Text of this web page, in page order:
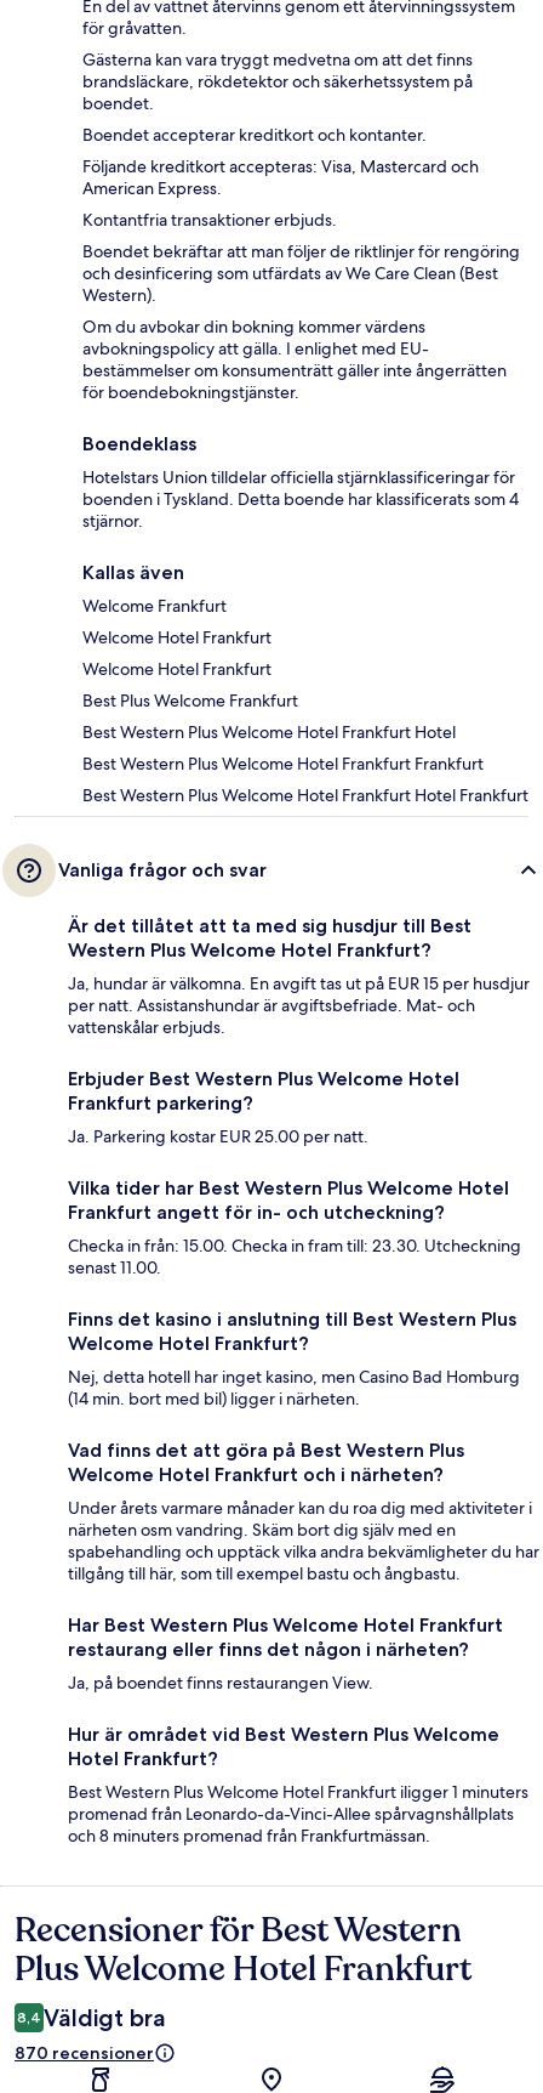
En del av vattnet återvinns genom ett återvinningssystem
för gråvatten.
Gästerna kan vara tryggt medvetna om att det finns
brandsläckare, rökdetektor och säkerhetssystem på
boendet.
Boendet accepterar kreditkort och kontanter.
Följande kreditkort accepteras: Visa, Mastercard och
American Express.
Kontantfria transaktioner erbjuds.
Boendet bekräftar att man följer de riktlinjer för rengöring
och desinficering som utfärdats av We Care Clean (Best
Western).
Om du avbokar din bokning kommer värdens
avbokningspolicy att gälla. I enlighet med EU-
bestämmelser om konsumenträtt gäller inte ångerrätten
för boendebokningstjänster.
Boendeklass
Hotelstars Union tilldelar officiella stjärnklassificeringar för
boenden i Tyskland. Detta boende har klassificerats som 4
stjärnor.
Kallas även
Welcome Frankfurt
Welcome Hotel Frankfurt
Welcome Hotel Frankfurt
Best Plus Welcome Frankfurt
Best Western Plus Welcome Hotel Frankfurt Hotel
Best Western Plus Welcome Hotel Frankfurt Frankfurt
Best Western Plus Welcome Hotel Frankfurt Hotel Frankfurt
Vanliga frågor och svar
Är det tillåtet att ta med sig husdjur till Best
Western Plus Welcome Hotel Frankfurt?
Ja, hundar är välkomna. En avgift tas ut på EUR 15 per husdjur
per natt. Assistanshundar är avgiftsbefriade. Mat- och
vattenskålar erbjuds.
Erbjuder Best Western Plus Welcome Hotel
Frankfurt parkering?
Ja. Parkering kostar EUR 25.00 per natt.
Vilka tider har Best Western Plus Welcome Hotel
Frankfurt angett för in- och utcheckning?
Checka in från: 15.00. Checka in fram till: 23.30. Utcheckning
senast 11.00.
Finns det kasino i anslutning till Best Western Plus
Welcome Hotel Frankfurt?
Nej, detta hotell har inget kasino, men Casino Bad Homburg
(14 min. bort med bil) ligger i närheten.
Vad finns det att göra på Best Western Plus
Welcome Hotel Frankfurt och i närheten?
Under årets varmare månader kan du roa dig med aktiviteter i
närheten osm vandring. Skäm bort dig själv med en
spabehandling och upptäck vilka andra bekvämligheter du har
tillgång till här, som till exempel bastu och ångbastu.
Har Best Western Plus Welcome Hotel Frankfurt
restaurang eller finns det någon i närheten?
Ja, på boendet finns restaurangen View.
Hur är området vid Best Western Plus Welcome
Hotel Frankfurt?
Best Western Plus Welcome Hotel Frankfurt iligger 1 minuters
promenad från Leonardo-da-Vinci-Allee spårvagnshållplats
och 8 minuters promenad från Frankfurtmässan.
Recensioner
Recensioner för Best Western
Plus Welcome Hotel Frankfurt
8,4 Väldigt bra
870 recensioner